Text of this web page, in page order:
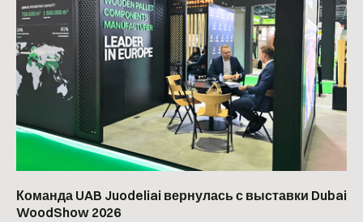
Команда UAB Juodeliai вернулась с выставки Dubai
WoodShow 2026